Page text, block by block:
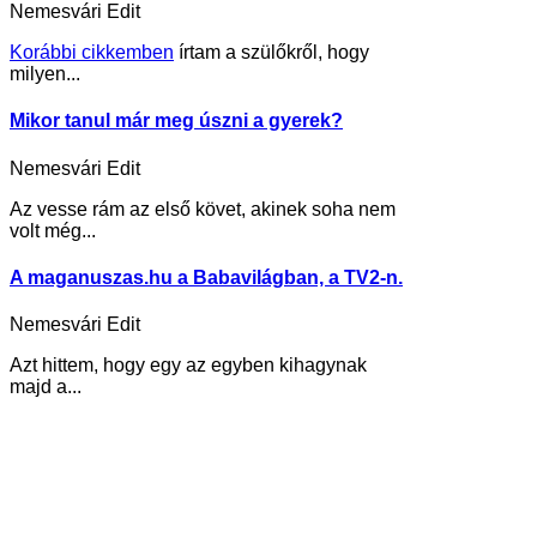
Nemesvári Edit
Korábbi cikkemben írtam a szülőkről, hogy
milyen...
Mikor tanul már meg úszni a gyerek?
Nemesvári Edit
Az vesse rám az első követ, akinek soha nem
volt még...
A maganuszas.hu a Babavilágban, a TV2-n.
Nemesvári Edit
Azt hittem, hogy egy az egyben kihagynak
majd a...